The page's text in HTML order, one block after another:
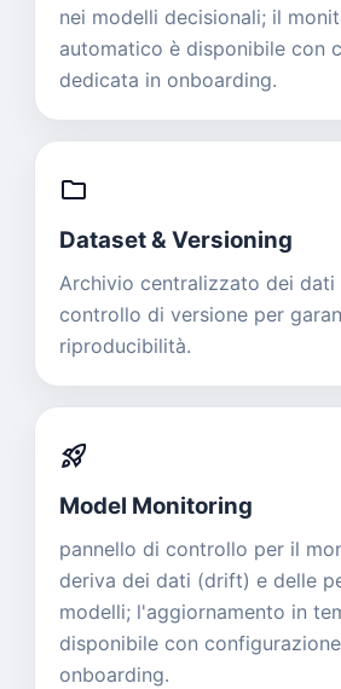
nei modelli decisionali; il
automatico è disponibile con
dedicata in onboarding.
folder
Dataset & Versioning
Archivio centralizzato dei dati
controllo di versione per
riproducibilità.
rocket_launch
Model Monitoring
pannello di controllo per il
deriva dei dati (drift) e delle
modelli; l'aggiornamento in
disponibile con
onboarding.